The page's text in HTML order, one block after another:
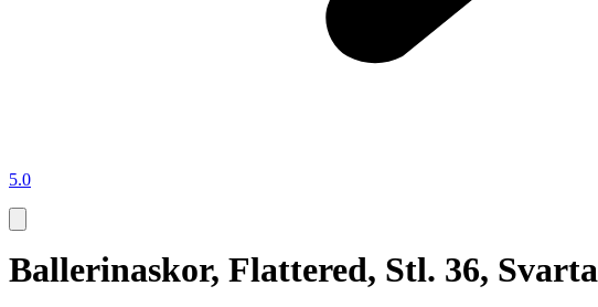
5.0
Ballerinaskor, Flattered, Stl. 36, Svarta